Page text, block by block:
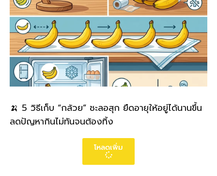
🍌 5 วิธีเก็บ “กล้วย” ชะลอสุก ยืดอายุให้อยู่ได้นานขึ้น
ลดปัญหากินไม่ทันจนต้องทิ้ง
โหลดเพิ่ม